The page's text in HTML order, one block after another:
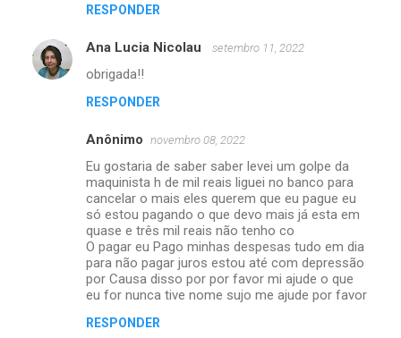
e
n
RESPONDER
Ana Lucia Nicolau setembro 11, 2022
obrigada!!
RESPONDER
Anônimo novembro 08, 2022
Eu gostaria de saber saber levei um golpe da
maquinista h de mil reais liguei no banco para
cancelar o mais eles querem que eu pague eu
só estou pagando o que devo mais já esta em
quase e três mil reais não tenho co
O pagar eu Pago minhas despesas tudo em dia
para não pagar juros estou até com depressão
por Causa disso por por favor mi ajude o que
eu for nunca tive nome sujo me ajude por favor
RESPONDER